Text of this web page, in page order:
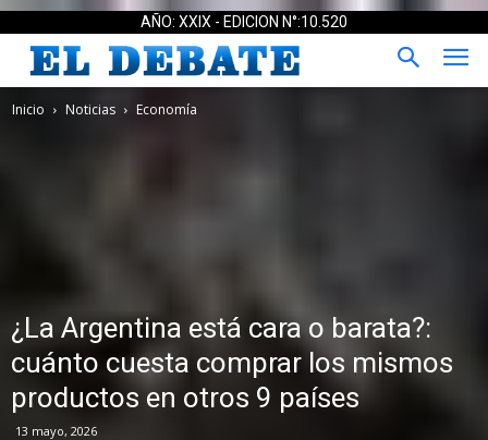
AÑO: XXIX - EDICION N°:10.520
Inicio Noticias Economía
¿La Argentina está cara o barata?:
cuánto cuesta comprar los mismos
productos en otros 9 países
13 mayo, 2026